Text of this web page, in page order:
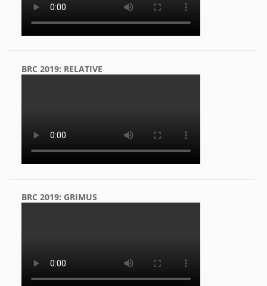
BRC 2019: RELATIVE
BRC 2019: GRIMUS